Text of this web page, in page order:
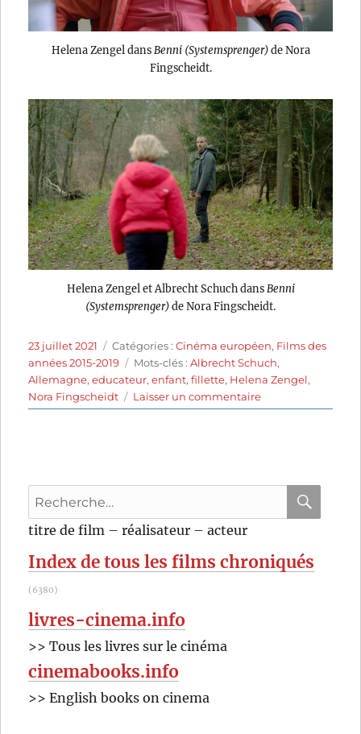
Helena Zengel dans Benni (Systemsprenger)de Nora
Fingscheidt.
Helena Zengel et Albrecht Schuch dans Benni
(Systemsprenger)de Nora Fingscheidt.
Publié
le
23 juillet 2021 Catégories
Catégories :Cinéma européen, Films des
années 2015-2019
Étiquettes
Mots-clés :Albrecht Schuch,
Allemagne,educateur,enfant,fillette, Helena Zengel,
Nora Fingscheidt
Laisser un commentairesur
Benni
Recherche
pour
titre de film – réalisateur – acteur
Index de tous les films chroniqués
(6380)
livres-cinema.info
>> Tous les livres sur le cinéma
cinemabooks.info
>> English books on cinema